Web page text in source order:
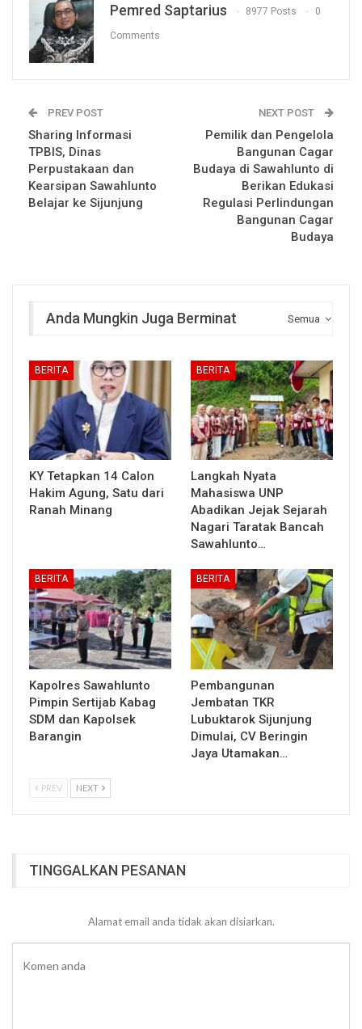
Pemred Saptarius 8977 Posts 0
Comments
PREV POST
Sharing Informasi
TPBIS, Dinas
Perpustakaan dan
Kearsipan Sawahlunto
Belajar ke Sijunjung
NEXT POST
Pemilik dan Pengelola
Bangunan Cagar
Budaya di Sawahlunto di
Berikan Edukasi
Regulasi Perlindungan
Bangunan Cagar
Budaya
Semua
Anda Mungkin Juga Berminat
BERITA
KY Tetapkan 14 Calon
Hakim Agung, Satu dari
Ranah Minang
BERITA
Langkah Nyata
Mahasiswa UNP
Abadikan Jejak Sejarah
Nagari Taratak Bancah
Sawahlunto…
BERITA
Kapolres Sawahlunto
Pimpin Sertijab Kabag
SDM dan Kapolsek
Barangin
BERITA
Pembangunan
Jembatan TKR
Lubuktarok Sijunjung
Dimulai, CV Beringin
Jaya Utamakan…
PREV NEXT
TINGGALKAN PESANAN
Alamat email anda tidak akan disiarkan.